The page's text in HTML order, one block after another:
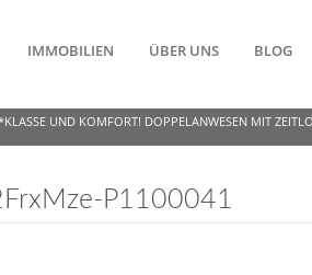
IMMOBILIEN ÜBER UNS BLOG
UND KOMFORT! DOPPELANWESEN MIT
P1100041